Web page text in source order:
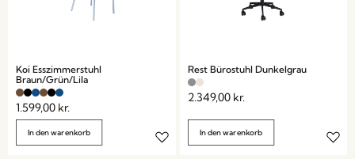
Koi Esszimmerstuhl
Braun/Grün/Lila
1.599,00 kr.
In den warenkorb
Rest Bürostuhl Dunkelgrau
2.349,00 kr.
In den warenkorb